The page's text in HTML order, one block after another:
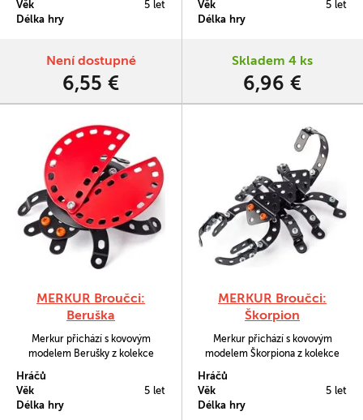
Ideální pro trénink jemné
motoriky a představivosti.
Merkurem začínají, ale také pro
sběratele. Se sestavenými
modely si lze hrát, jsou velmi
Věk
5 let
Délka hry
Není dostupné
6,55 €
pavoučka. V balení najdete
podrobný návod, Merkur sadu
Merkur díly jsou univerzální a tak
a nápadu. Stavebnici tak
Věk
5 let
Délka hry
Skladem 4 ks
6,96 €
MERKUR Broučci:
Beruška
Merkur přichází s kovovým
modelem Berušky z kolekce
součástek nutných pro sestavení
berušky. V balení najdete
podrobný návod, Merkur sadu
Hráčů
Věk
5 let
Délka hry
MERKUR Broučci:
Škorpion
Merkur přichází s kovovým
modelem Škorpiona z kolekce
součástek nutných pro sestavení
škorpiona. V balení najdete
podrobný návod, Merkur sadu
Hráčů
Věk
5 let
Délka hry